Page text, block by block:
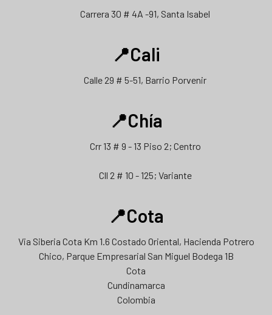
Carrera 30 # 4A -91, Santa Isabel
📍Cali
Calle 29 # 5-51, Barrio Porvenir
📍Chía
Crr 13 # 9 - 13 Piso 2; Centro
Cll 2 # 10 - 125; Variante
📍Cota
Via Siberia Cota Km 1.6 Costado Oriental, Hacienda Potrero
Chico, Parque Empresarial San Miguel Bodega 1B
Cota
Cundinamarca
Colombia